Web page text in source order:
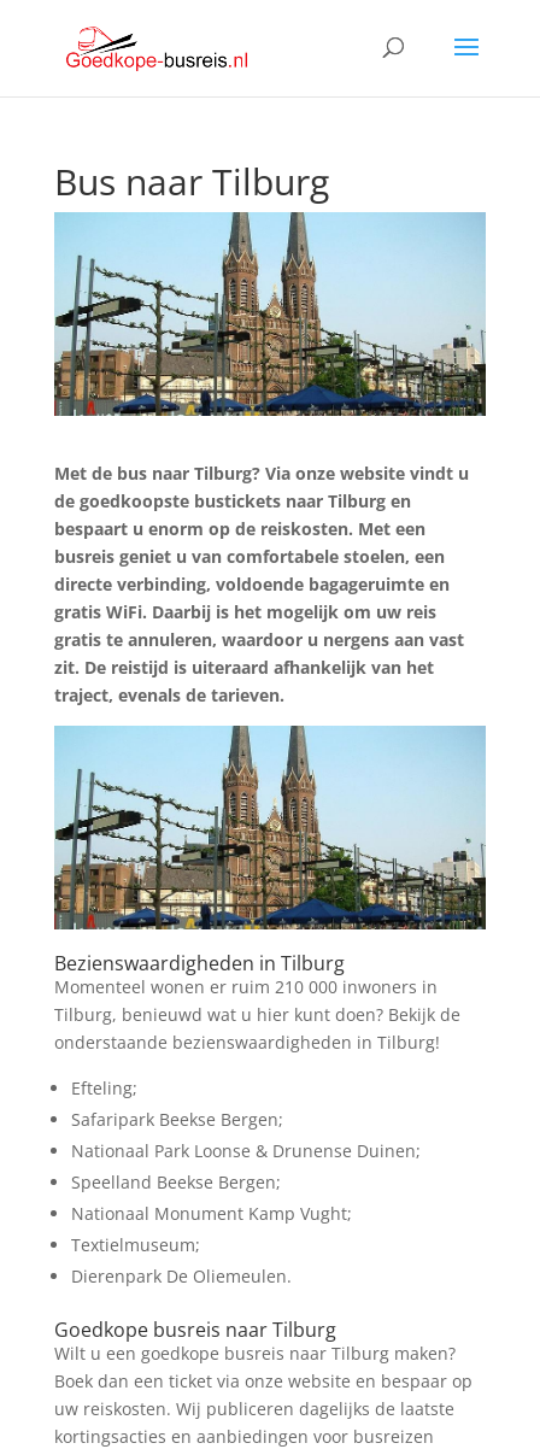
Bus naar Tilburg
Met de bus naar Tilburg? Via onze website vindt u
de goedkoopste bustickets naar Tilburg en
bespaart u enorm op de reiskosten. Met een
busreis geniet u van comfortabele stoelen, een
directe verbinding, voldoende bagageruimte en
gratis WiFi. Daarbij is het mogelijk om uw reis
gratis te annuleren, waardoor u nergens aan vast
zit. De reistijd is uiteraard afhankelijk van het
traject, evenals de tarieven.
Bezienswaardigheden in Tilburg
Momenteel wonen er ruim 210 000 inwoners in
Tilburg, benieuwd wat u hier kunt doen? Bekijk de
onderstaande bezienswaardigheden in Tilburg!
Efteling;
Safaripark Beekse Bergen;
Nationaal Park Loonse & Drunense Duinen;
Speelland Beekse Bergen;
Nationaal Monument Kamp Vught;
Textielmuseum;
Dierenpark De Oliemeulen.
Goedkope busreis naar Tilburg
Wilt u een goedkope busreis naar Tilburg maken?
Boek dan een ticket via onze website en bespaar op
uw reiskosten. Wij publiceren dagelijks de laatste
kortingsacties en aanbiedingen voor busreizen